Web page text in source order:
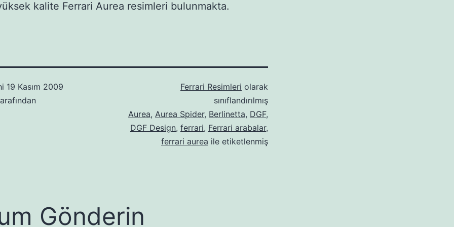
kalite Ferrari Aurea resimleri bulunmakta.
19 Kasım 2009
Ferrari Resimleri olarak
sınıflandırılmış
Aurea, Aurea Spider, Berlinetta, DGF,
DGF Design, ferrari, Ferrari arabalar,
ferrari aurea ile etiketlenmiş
Gönderin